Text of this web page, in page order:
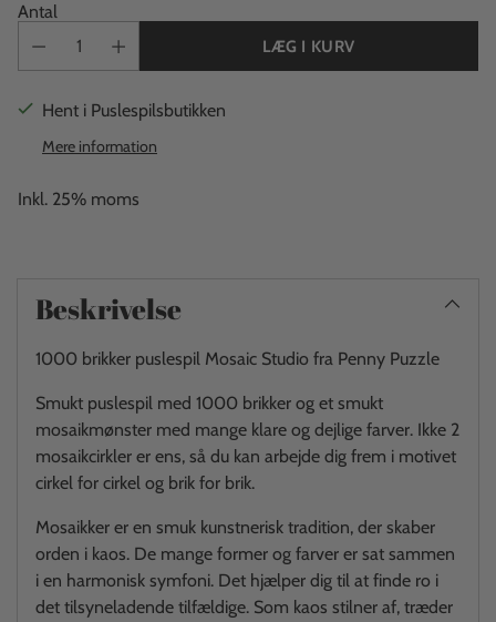
Antal
LÆG I KURV
Hent i Puslespilsbutikken
Mere information
Inkl. 25% moms
Beskrivelse
1000 brikker puslespil Mosaic Studio fra Penny Puzzle
Smukt puslespil med 1000 brikker og et smukt
mosaikmønster med mange klare og dejlige farver. Ikke 2
mosaikcirkler er ens, så du kan arbejde dig frem i motivet
cirkel for cirkel og brik for brik.
Mosaikker er en smuk kunstnerisk tradition, der skaber
orden i kaos. De mange former og farver er sat sammen
i en harmonisk symfoni. Det hjælper dig til at finde ro i
det tilsyneladende tilfældige. Som kaos stilner af, træder